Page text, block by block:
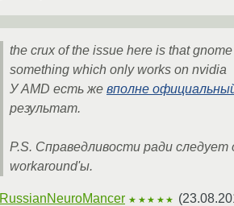
the crux of the issue here is that
something which only works on nvidia
У AMD есть же вполне
результат.
P.S. Справедливости ради
workaround'ы.
RussianNeuroMancer ★★★★★ (